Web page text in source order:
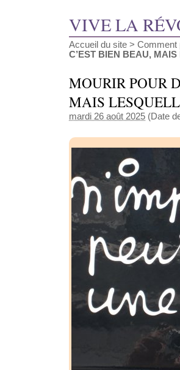
VIVE LA
Accueil du site > Comment
C’EST BIEN BEAU,
MOURIR POUR
MAIS
mardi 26 août 2025 (Date